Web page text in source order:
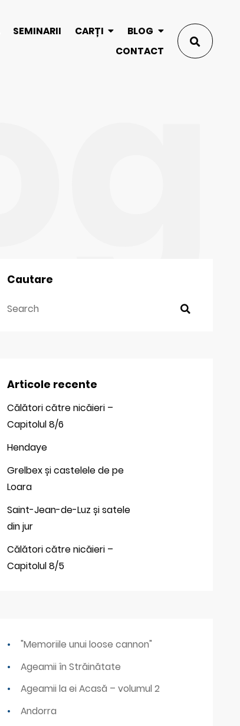
SEMINARII CARȚI
BLOG
CONTACT
Cautare
Articole recente
Călători către nicăieri –
Capitolul 8/6
Hendaye
Grelbex și castelele de pe
Loara
Saint-Jean-de-Luz și satele
din jur
Călători către nicăieri –
Capitolul 8/5
"Memoriile unui loose cannon"
Ageamii în Străinătate
Ageamii la ei Acasă – volumul 2
Andorra